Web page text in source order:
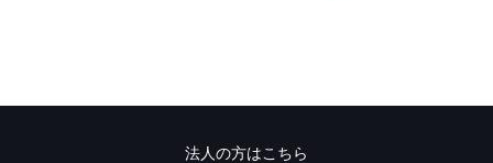
法人の方はこちら